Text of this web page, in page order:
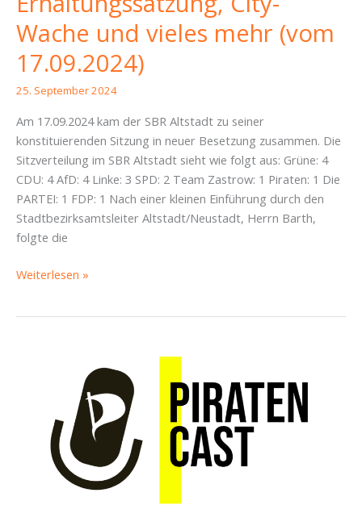
Wache und vieles mehr (vom
17.09.2024)
25. September 2024
Am 17.09.2024 kam der SBR Altstadt zu seiner
konstituierenden Sitzung in neuer Besetzung zusammen. Die
Sitzverteilung im SBR Altstadt sieht wie folgt aus: Grüne: 4
CDU: 4 AfD: 4 Linke: 3 SPD: 2 Team Zastrow: 1 Piraten: 1 Die
PARTEI: 1 FDP: 1 Nach einer kleinen Einführung durch den
Stadtbezirksamtsleiter Altstadt/Neustadt, Herrn Barth,
folgte die
SBR-
17.09.2024)
Weiterlesen »